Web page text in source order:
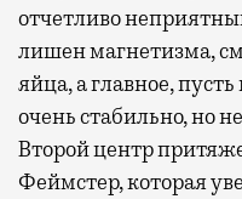
отчетливо
лишен магнетизма,
яйца, а главное,
очень стабильно, но
Второй центр
Феймстер, которая